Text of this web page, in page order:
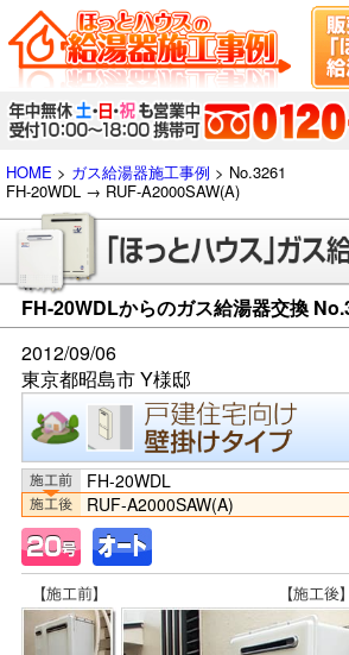
HOME > ガス給湯器施工事例 > No.3261
FH-20WDL → RUF-A2000SAW(A)
FH-20WDLからのガス給湯器交換
2012/09/06
東京都昭島市 Y様邸
FH-20WDL
RUF-A2000SAW(A)